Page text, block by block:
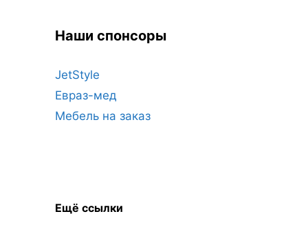
Наши спонсоры
JetStyle
Евраз-мед
Мебель на заказ
Ещё ссылки